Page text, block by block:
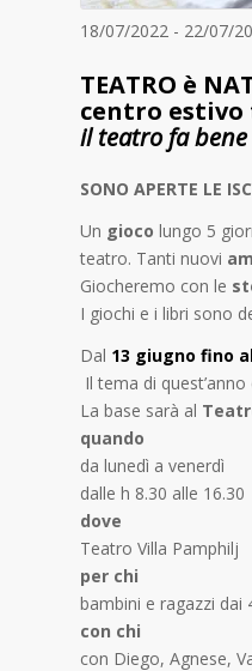
18/07/2022 - 22/07/
TEATRO è
centro
il teatro fa
SONO APERTE LE
Un gioco lungo 5
teatro. Tanti nuovi
Giocheremo con le
I giochi e i libri sono
Dal 13 giugno fino
Il tema di quest’anno
La base sarà al
quando
da lunedì a venerdì
dalle h 8.30 alle 16.30
dove
Teatro Villa Pamphilj
per chi
bambini e ragazzi dai
con chi
con Diego, Agnese,